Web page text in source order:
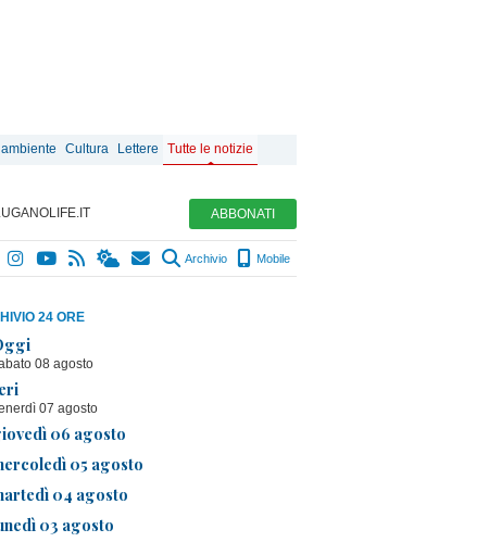
Cultura Lettere
Tutte le notizie
ABBONATI
Archivio Mobile
24 ORE
08 agosto
07 agosto
06 agosto
05 agosto
04 agosto
03 agosto